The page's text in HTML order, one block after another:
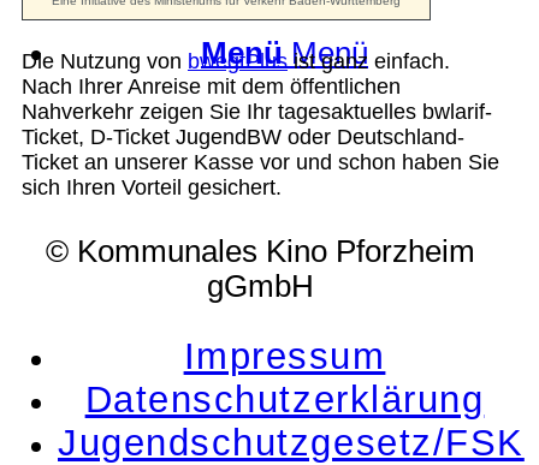
Menü Menü
Die Nutzung von bwegtPlusist ganz einfach.
Nach Ihrer Anreise mit dem öffentlichen
Nahverkehr zeigen Sie Ihr tagesaktuelles bwlarif-
Ticket, D-Ticket JugendBW oder Deutschland-
Ticket an unserer Kasse vor und schon haben Sie
sich Ihren Vorteil gesichert.
© Kommunales Kino Pforzheim
gGmbH
Impressum
Datenschutzerklärung
Jugendschutzgesetz/FSK